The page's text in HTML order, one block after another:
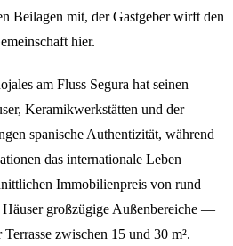
Beilagen mit, der Gastgeber wirft den
hier.
am Fluss Segura hat seinen
Keramikwerkstätten und der
spanische Authentizität, während
das internationale Leben
Immobilienpreis von rund
Häuser großzügige Außenbereiche —
zwischen 15 und 30 m².